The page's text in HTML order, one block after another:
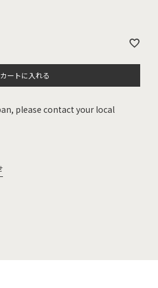
カートに入れる
please contact your local